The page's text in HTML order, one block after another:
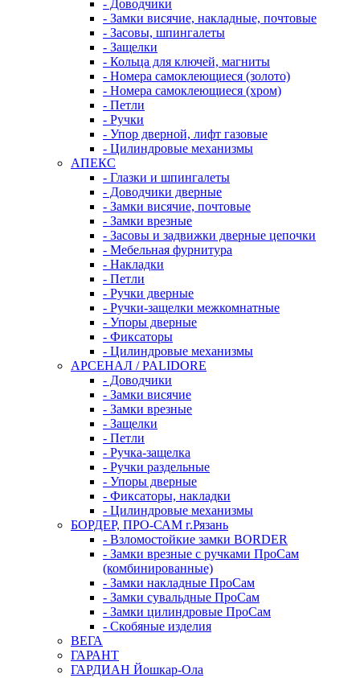
- Доводчики
- Замки висячие, накладные, почтовые
- Засовы, шпингалеты
- Защелки
- Кольца для ключей, магниты
- Номера самоклеющиеся (золото)
- Номера самоклеющиеся (хром)
- Петли
- Ручки
- Упор дверной, лифт газовые
- Цилиндровые механизмы
АПЕКС
- Глазки и шпингалеты
- Доводчики дверные
- Замки висячие, почтовые
- Замки врезные
- Засовы и задвижки дверные цепочки
- Мебельная фурнитура
- Накладки
- Петли
- Ручки дверные
- Ручки-защелки межкомнатные
- Упоры дверные
- Фиксаторы
- Цилиндровые механизмы
АРСЕНАЛ / PALIDORE
- Доводчики
- Замки висячие
- Замки врезные
- Защелки
- Петли
- Ручка-защелка
- Ручки раздельные
- Упоры дверные
- Фиксаторы, накладки
- Цилиндровые механизмы
БОРДЕР, ПРО-САМ г.Рязань
- Взломостойкие замки BORDER
- Замки врезные с ручками ПроСам
(комбинированные)
- Замки накладные ПроСам
- Замки сувальдные ПроСам
- Замки цилиндровые ПроСам
- Скобяные изделия
ВЕГА
ГАРАНТ
ГАРДИАН Йошкар-Ола